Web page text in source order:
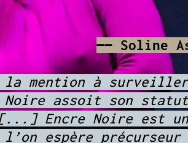
—— Soline
la mention à
Noire assoit son
Encre Noire est un
espère précurseur